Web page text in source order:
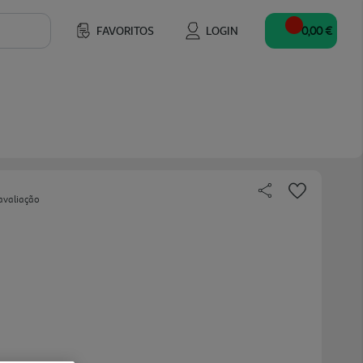
FAVORITOS LOGIN 0,00 €